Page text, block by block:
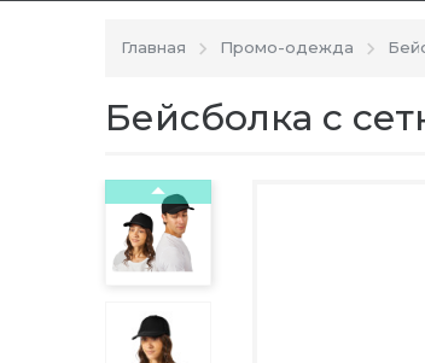
Главная Промо-одежда
Бейсболка с